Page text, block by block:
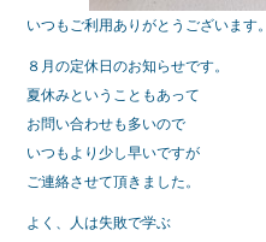
いつもご利用ありがとうございます。
８月の定休日のお知らせです。
夏休みということもあって
お問い合わせも多いので
いつもより少し早いですが
ご連絡させて頂きました。
よく、人は失敗で学ぶ